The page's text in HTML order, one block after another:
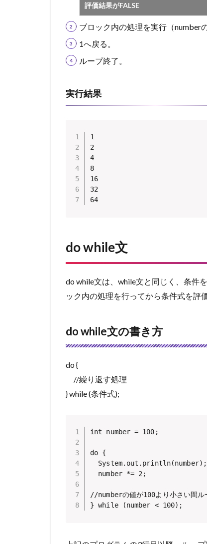
評価結果がFALSE
ブロック内の処理を実行（number
1へ戻る。
ループ終了。
実行結果
1
2
4
8
16
32
64
do while文
do while文は、while文と同じく、条件
ック内の処理を行ってから条件式を評
do while文の書き方
do {
//繰り返す処理
} while (条件式);
int number = 100;
do {
  System.out.println(number);
  number *= 2;
//numberの値が100より小さい間ル